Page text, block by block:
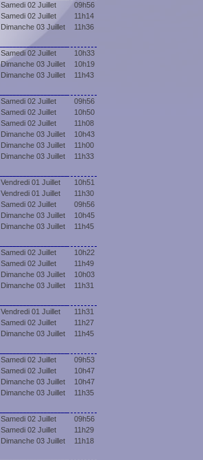
Samedi 02 Juillet
09h56
Samedi 02 Juillet
11h14
Dimanche 03 Juillet
11h36
Samedi 02 Juillet
10h33
Dimanche 03 Juillet
10h19
Dimanche 03 Juillet
11h43
Samedi 02 Juillet
09h56
Samedi 02 Juillet
10h50
Samedi 02 Juillet
11h08
Dimanche 03 Juillet
10h43
Dimanche 03 Juillet
11h00
Dimanche 03 Juillet
11h33
Vendredi 01 Juillet
10h51
Vendredi 01 Juillet
11h30
Samedi 02 Juillet
09h56
Dimanche 03 Juillet
10h45
Dimanche 03 Juillet
11h45
Samedi 02 Juillet
10h22
Samedi 02 Juillet
11h49
Dimanche 03 Juillet
10h03
Dimanche 03 Juillet
11h31
Vendredi 01 Juillet
11h31
Samedi 02 Juillet
11h27
Dimanche 03 Juillet
11h45
Samedi 02 Juillet
09h53
Samedi 02 Juillet
10h47
Dimanche 03 Juillet
10h47
Dimanche 03 Juillet
11h35
Samedi 02 Juillet
09h56
Samedi 02 Juillet
11h29
Dimanche 03 Juillet
11h18